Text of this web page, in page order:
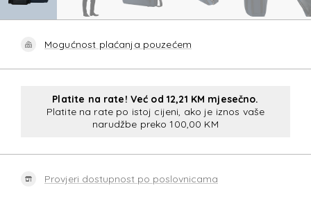
Mogućnost plaćanja pouzećem
Platite na rate! Već od 12,21 KM mjesečno.
Platite na rate po istoj cijeni, ako je iznos vaše
narudžbe preko 100,00 KM
Provjeri dostupnost po poslovnicama